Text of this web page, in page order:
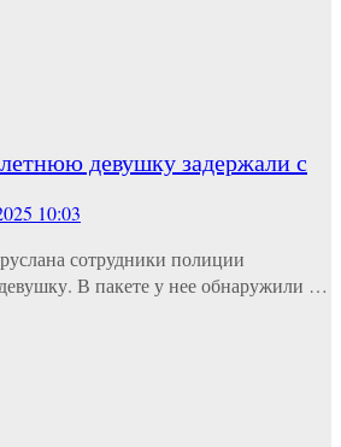
девушку задержали с
10:03
сотрудники полиции
В пакете у нее обнаружили …